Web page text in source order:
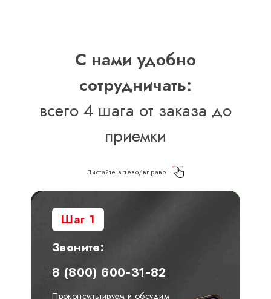
С нами удобно
сотрудничать:
всего 4 шага от заказа до
приемки
Листайте влево/вправо
Шаг 1
Звоните:
8 (800) 600-31-82
Проконсультируем и обсудим